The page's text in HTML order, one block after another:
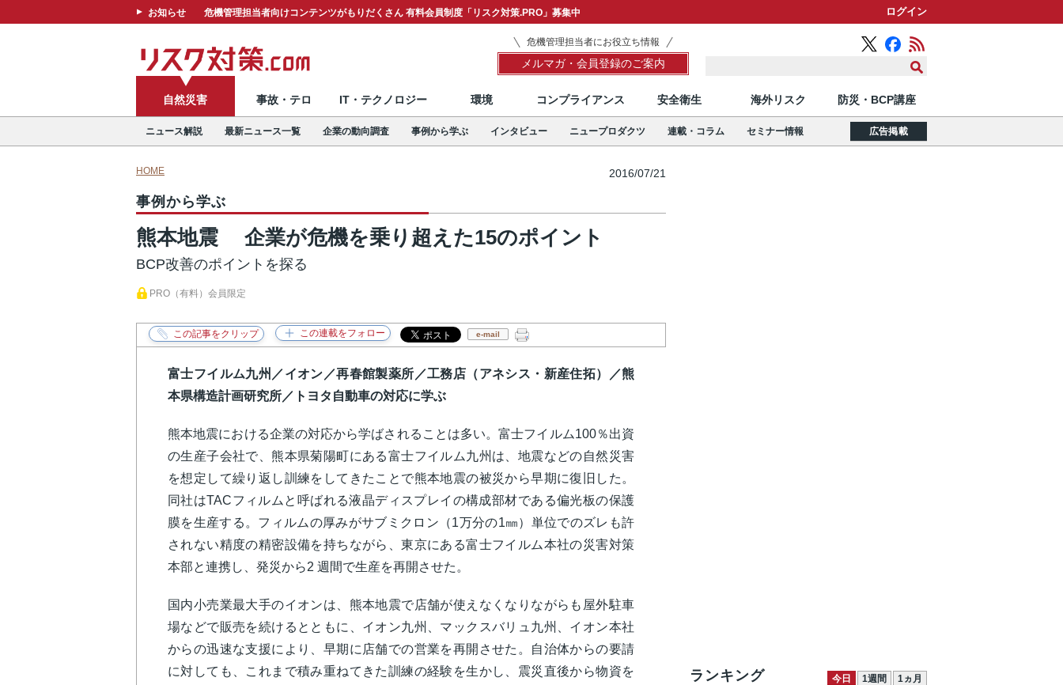
お知らせ 危機管理担当者向けコンテンツがもりだくさん 有料会員制度「リスク対策.PRO」募集中 ログイン
危機管理担当者にお役立ち情報
メルマガ・会員登録のご案内
自然災害 事故・テロ IT・テクノロジー 環境 コンプライアンス 安全衛生 海外リスク 防災・BCP講座
ニュース解説 最新ニュース一覧 企業の動向調査 事例から学ぶ インタビュー ニュープロダクツ 連載・コラム セミナー情報 広告掲載
HOME 2016/07/21
事例から学ぶ
熊本地震 企業が危機を乗り超えた15のポイント
BCP改善のポイントを探る
PRO（有料）会員限定
e-mail
富士フイルム九州／イオン／再春館製薬所／工務店（アネシス・新産住拓）／熊
本県構造計画研究所／トヨタ自動車の対応に学ぶ
熊本地震における企業の対応から学ばされることは多い。富士フイルム100％出資
の生産子会社で、熊本県菊陽町にある富士フイルム九州は、地震などの自然災害
を想定して繰り返し訓練をしてきたことで熊本地震の被災から早期に復旧した。
同社はTACフィルムと呼ばれる液晶ディスプレイの構成部材である偏光板の保護
膜を生産する。フィルムの厚みがサブミクロン（1万分の1㎜）単位でのズレも許
されない精度の精密設備を持ちながら、東京にある富士フイルム本社の災害対策
本部と連携し、発災から2 週間で生産を再開させた。
国内小売業最大手のイオンは、熊本地震で店舗が使えなくなりながらも屋外駐車
場などで販売を続けるとともに、イオン九州、マックスバリュ九州、イオン本社
からの迅速な支援により、早期に店舗での営業を再開させた。自治体からの要請
に対しても、これまで積み重ねてきた訓練の経験を生かし、震災直後から物資を
ランキング 今日 1週間 1ヵ月